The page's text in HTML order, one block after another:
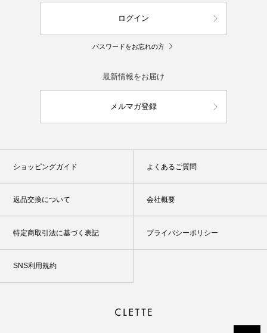
ログイン
パスワードをお忘れの方
最新情報をお届け
メルマガ登録
ショッピングガイド よくあるご質問
返品交換について 会社概要
特定商取引法に基づく表記 プライバシーポリシー
SNS利用規約